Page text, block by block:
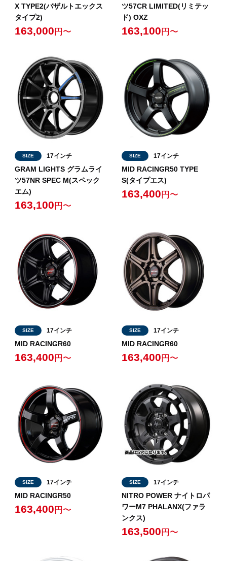
X TYPE2(バザルトエックス
タイプ2)
163,000 円〜
ツ57CR LIMITED(リミテッ
ド) OXZ
163,100 円〜
SIZE 17インチ
GRAM LIGHTS グラムライ
ツ57NR SPEC M(スペック
エム)
163,100 円〜
SIZE 17インチ
MID RACINGR50 TYPE
S(タイプエス)
163,400 円〜
SIZE 17インチ
MID RACINGR60
163,400 円〜
SIZE 17インチ
MID RACINGR60
163,400 円〜
SIZE 17インチ
MID RACINGR50
163,400 円〜
SIZE 17インチ
NITRO POWER ナイトロパ
ワーM7 PHALANX(ファラ
ンクス)
163,500 円〜